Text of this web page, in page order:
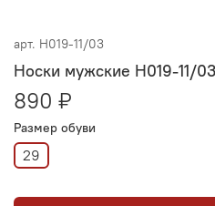
арт. Н019-11/03
Носки мужские Н019-11/
890 ₽
Размер обуви
29